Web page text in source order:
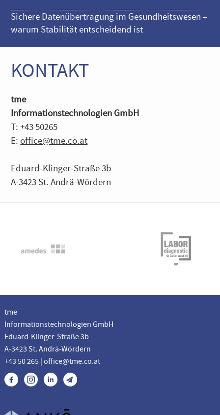
Sichere Datenübertragung im Gesundheitswesen –
warum Stabilität entscheidend ist
KONTAKT
tme
Informationstechnologien GmbH
T: +43 50265
E: office@tme.co.at
Eduard-Klinger-Straße 3b
A-3423 St. Andrä-Wördern
tme
Informationstechnologien GmbH
Eduard-Klinger-Straße 3b
A-3423 St. Andrä-Wördern
+43 50 265 | office@tme.co.at